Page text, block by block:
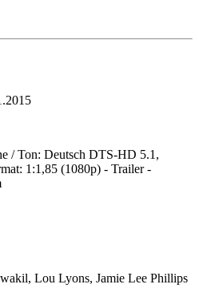
/ Ton: Deutsch DTS-HD 5.1,
1:1,85 (1080p) - Trailer -
Lou Lyons, Jamie Lee Phillips